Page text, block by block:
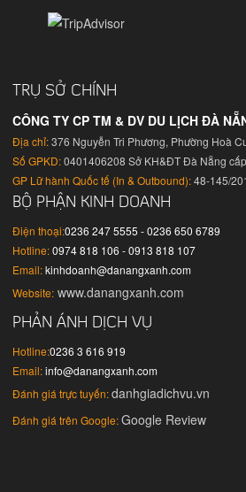
TRỤ SỞ CHÍNH
CÔNG TY CP TM & DV DU LỊCH ĐÀ
Địa chỉ:376 Nguyễn Tri Phương, Phường Hoà
Số GPKD:0401406208 Sở KH&ĐT Đà Nẵng
GP Lữ hành Quốc tế (In & Outbound):48-145/
BỘ PHẬN KINH DOANH
Điện thoại:0236 247 5555 - 0236 650 6789
Hotline: 0974 818 106 - 0913 818 107
Email: kinhdoanh@danangxanh.com
Website: www.danangxanh.com
PHẢN ÁNH DỊCH VỤ
Hotline:0236 3 616 919
Email: info@danangxanh.com
Đánh giá trực tuyến:danhgiadichvu.vn
Đánh giá trên Google: Google Review